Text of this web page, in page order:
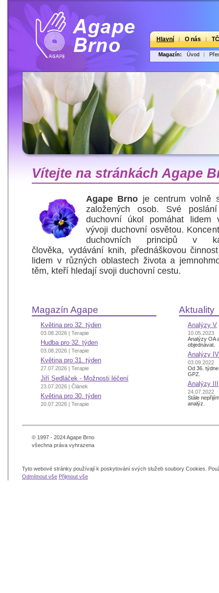
Hlavní O nás
Magazín: Úvod
Vítejte na stránkách Agape
Agape Brno je centrum volně
založených osob. Své
duchovní úkol pomáhat lidem
vývoji duchovní osvětou.
duchovních principů v
člověka, vydávání knih, přednáškovou
lidem v různých oblastech života a
těm, kteří hledají svoji duchovní cestu.
Magazín Agape
Květina pro 32. týden
03.08.2026 | Terapie
Hudba pro 32. týden
03.08.2026 | Terapie
Květina pro 31. týden
27.07.2026 | Terapie
Jiří Sedláček - Možnosti léčení
23.07.2026 | Článek
Květina pro 30. týden
20.07.2026 | Terapie
Aktuality
Analýzy V
10.05.2023
Analýzy OA
objednávat.
Analýzy IV
03.09.2022
Od 36.
GPZ.
Analýzy III
24.07.2022
Stále
analýz.
© 1997 - 2024 Agape Brno
všechna práva vyhrazena
Tyto webové stránky používají k poskytování svých služeb soubory Cookies.